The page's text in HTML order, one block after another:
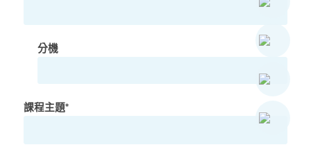
分機
課程主題*